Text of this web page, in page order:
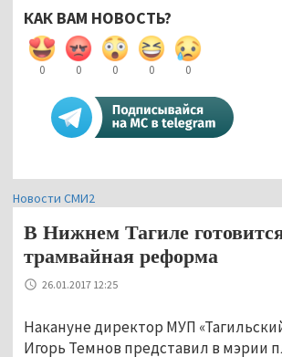
КАК ВАМ НОВОСТЬ?
0 0 0 0 0
Новости СМИ2
В Нижнем Тагиле
трамвайная реформа
26.01.2017 12:25
Накануне директор МУП
Игорь Темнов представил в мэрии